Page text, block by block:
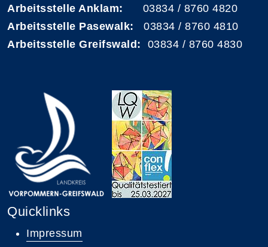
Arbeitsstelle Anklam: 03834 / 8760 4820
Arbeitsstelle Pasewalk: 03834 / 8760 4810
Arbeitsstelle Greifswald: 03834 / 8760 4830
Quicklinks
Impressum